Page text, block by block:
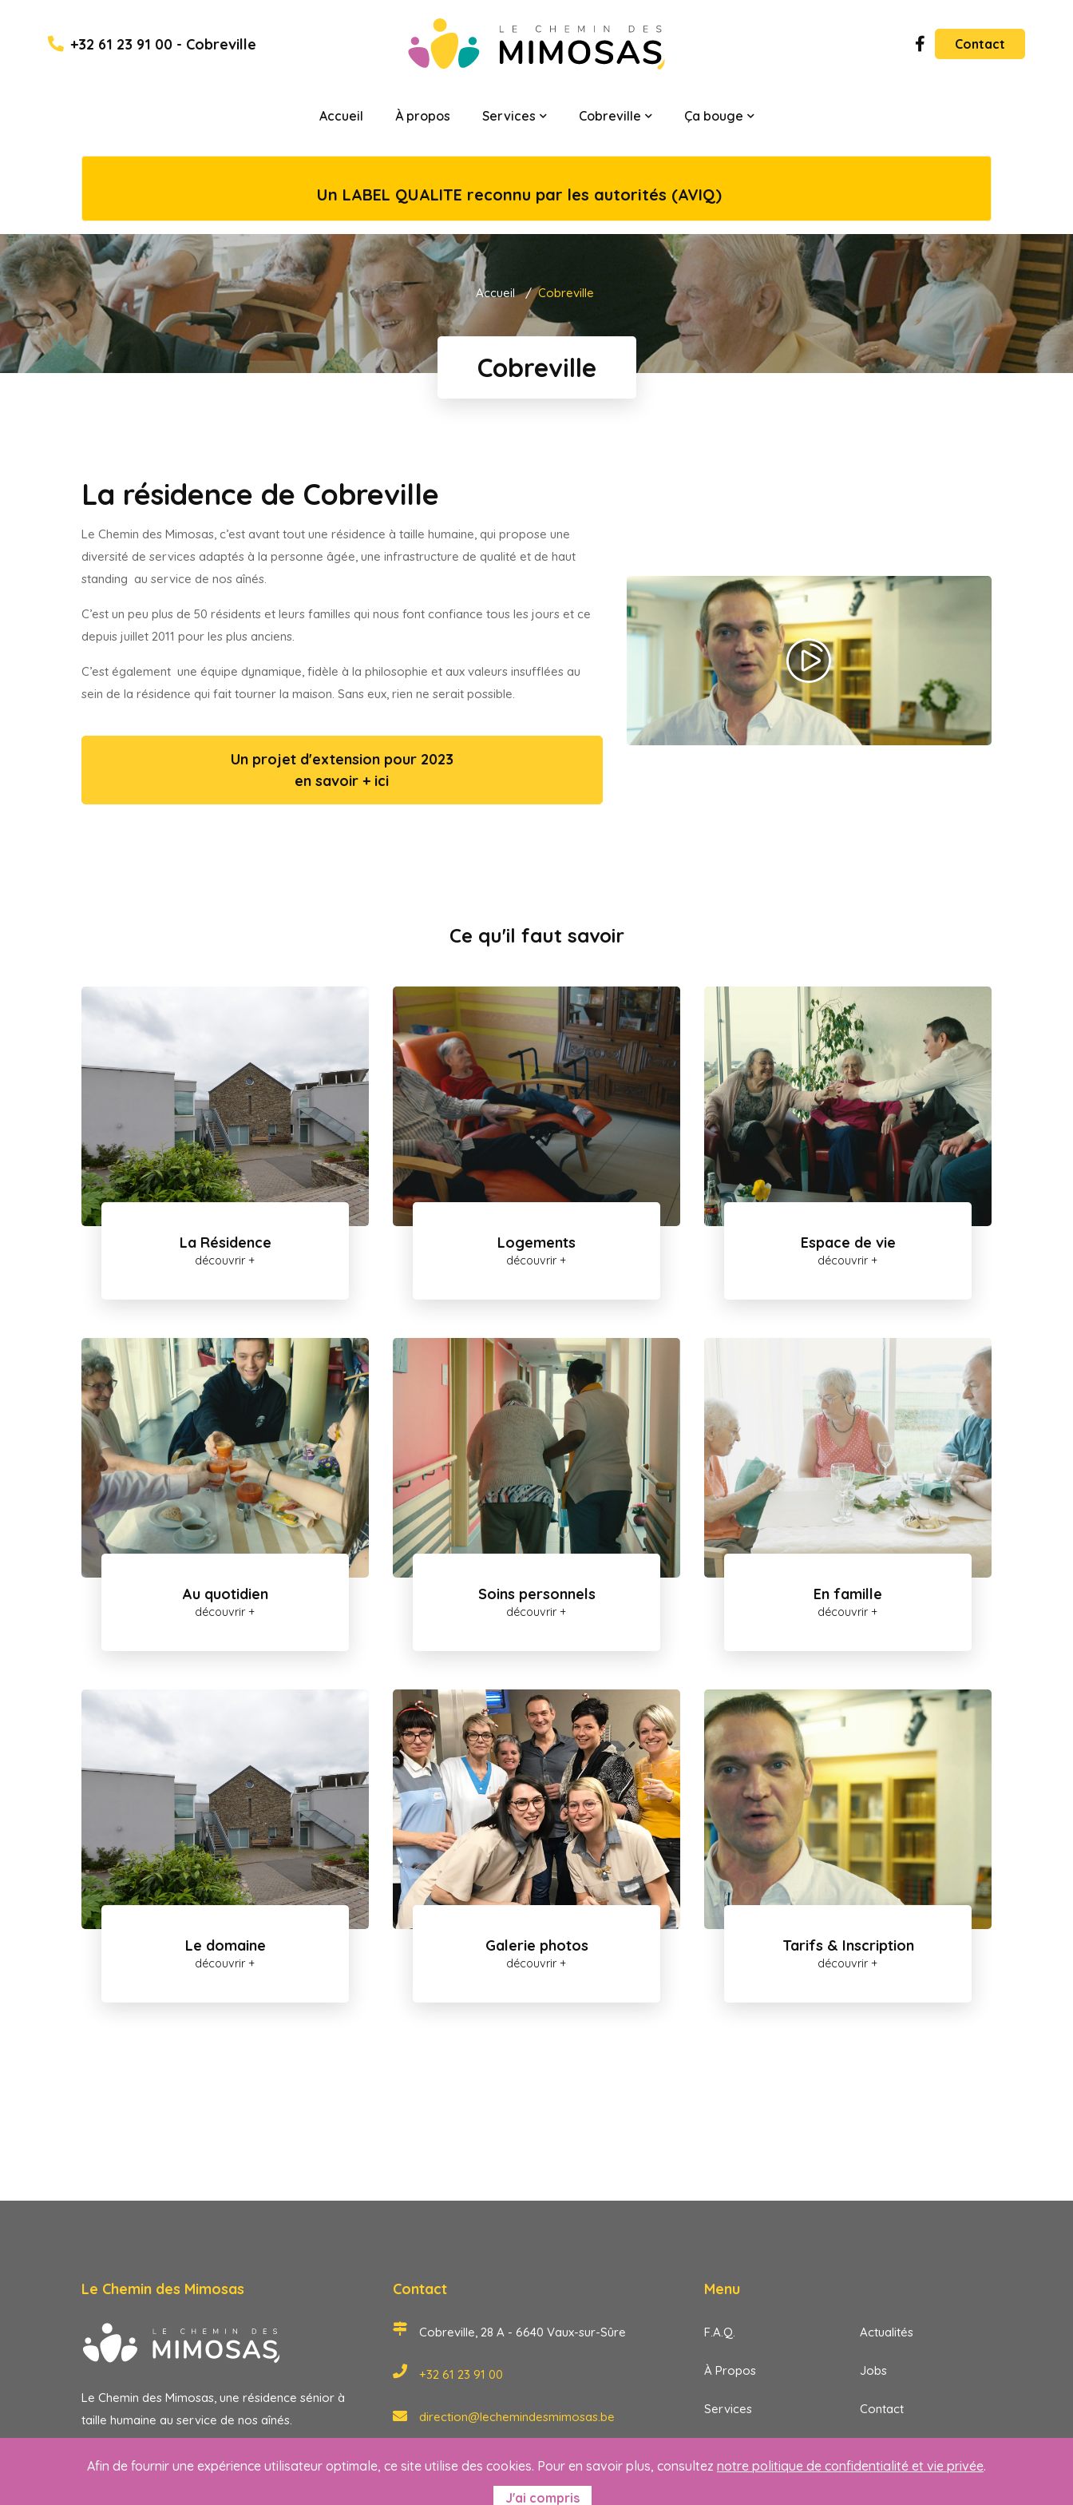
Afin de fournir une expérience utilisateur optimale, ce site utilise des cookies. Pour en savoir plus, consultez notre politique de confidentialité et vie privée.
J'ai compris
+32 61 23 91 00 - Cobreville Contact
Accueil À propos Services Cobreville Ça bouge
Un LABEL QUALITE reconnu par les autorités (AVIQ)
Accueil Cobreville
Cobreville
La résidence de Cobreville
Le Chemin des Mimosas, c’est avant tout une résidence à taille humaine, qui propose une
diversité de services adaptés à la personne âgée, une infrastructure de qualité et de haut
standing au service de nos aînés.
C’est un peu plus de 50 résidents et leurs familles qui nous font confiance tous les jours et ce
depuis juillet 2011 pour les plus anciens.
C’est également une équipe dynamique, fidèle à la philosophie et aux valeurs insufflées au
sein de la résidence qui fait tourner la maison. Sans eux, rien ne serait possible.
Un projet d'extension pour 2023
en savoir + ici
Ce qu'il faut savoir
La Résidence
découvrir +
Logements
découvrir +
Espace de vie
découvrir +
Au quotidien
découvrir +
Soins personnels
découvrir +
En famille
découvrir +
Le domaine
découvrir +
Galerie photos
découvrir +
Tarifs & Inscription
découvrir +
Le Chemin des Mimosas
Le Chemin des Mimosas, une résidence sénior à
taille humaine au service de nos aînés.
Contact
Cobreville, 28 A - 6640 Vaux-sur-Sûre
+32 61 23 91 00
direction@lechemindesmimosas.be
Menu
F.A.Q.
À Propos
Services
Actualités
Jobs
Contact